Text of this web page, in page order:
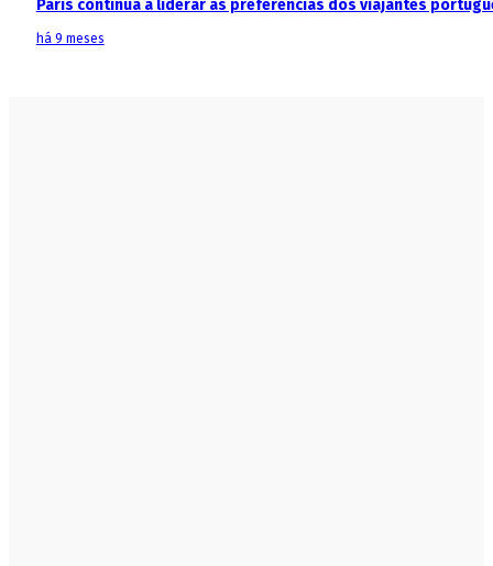
Paris continua a liderar as preferências dos viajantes
há 9 meses